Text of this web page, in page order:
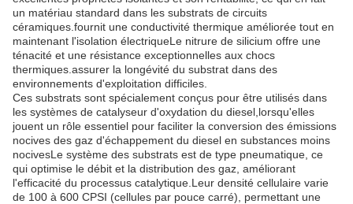
un matériau standard dans les substrats de circuits
céramiques.fournit une conductivité thermique améliorée tout en
maintenant l'isolation électriqueLe nitrure de silicium offre une
ténacité et une résistance exceptionnelles aux chocs
thermiques.assurer la longévité du substrat dans des
environnements d'exploitation difficiles.
Ces substrats sont spécialement conçus pour être utilisés dans
les systèmes de catalyseur d'oxydation du diesel,lorsqu'elles
jouent un rôle essentiel pour faciliter la conversion des émissions
nocives des gaz d'échappement du diesel en substances moins
nocivesLe système des substrats est de type pneumatique, ce
qui optimise le débit et la distribution des gaz, améliorant
l'efficacité du processus catalytique.Leur densité cellulaire varie
de 100 à 600 CPSI (cellules par pouce carré), permettant une